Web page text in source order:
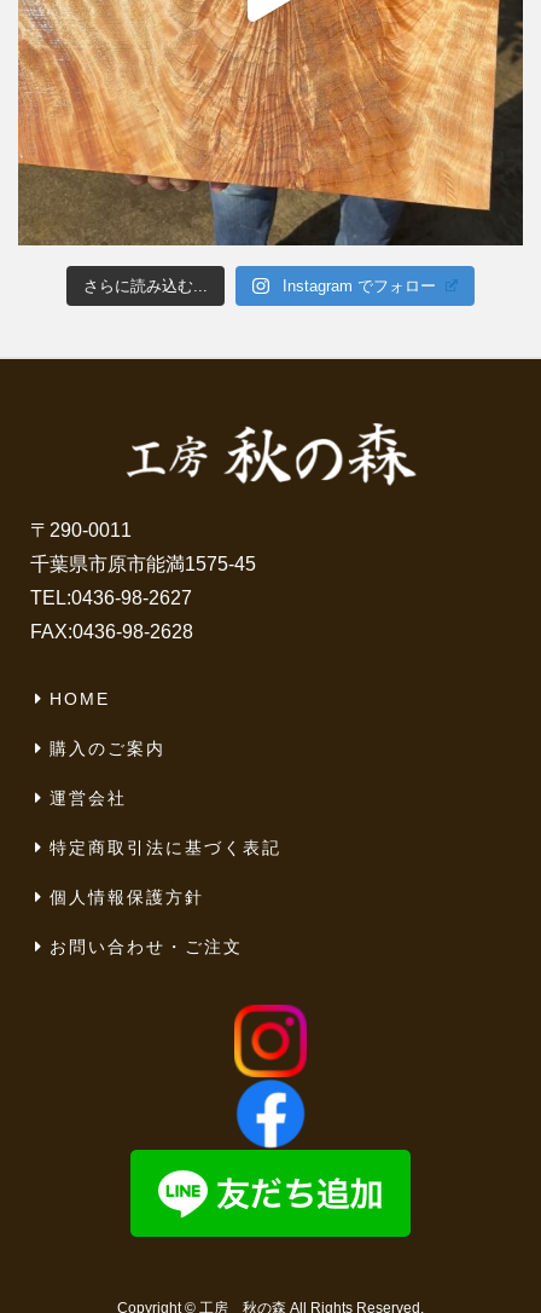
さらに読み込む... Instagram でフォロー
〒290-0011
千葉県市原市能満1575-45
TEL:0436-98-2627
FAX:0436-98-2628
HOME
購入のご案内
運営会社
特定商取引法に基づく表記
個人情報保護方針
お問い合わせ・ご注文
Copyright © 工房 秋の森 All Rights Reserved.